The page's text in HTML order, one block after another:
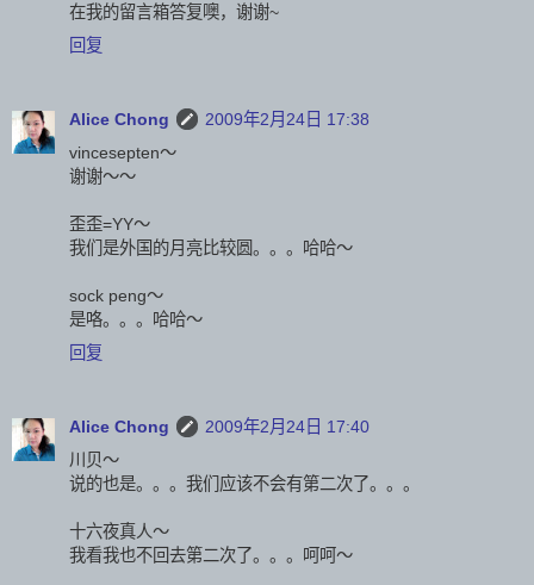
在我的留言箱答复噢，谢谢~
回复
Alice Chong
2009年2月24日 17:38
vincesepten～
谢谢～～
歪歪=YY～
我们是外国的月亮比较圆。。。哈哈～
sock peng～
是咯。。。哈哈～
回复
Alice Chong
2009年2月24日 17:40
川贝～
说的也是。。。我们应该不会有第二次了。。。
十六夜真人～
我看我也不回去第二次了。。。呵呵～